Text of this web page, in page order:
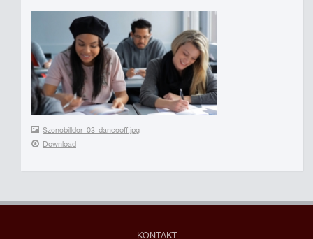
Szenebillder_03_danceoff.jpg
Download
KONTAKT